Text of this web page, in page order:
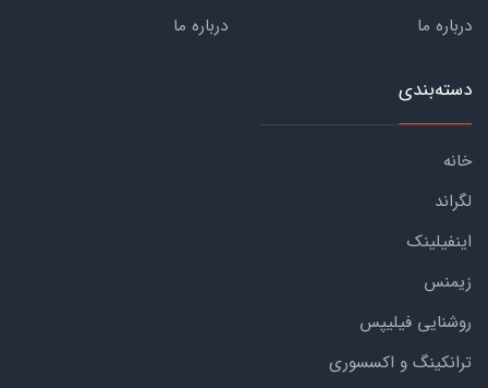
درباره ما
درباره ما
دسته‌بندی
خانه
لگراند
اینفیلینک
زیمنس
روشنایی فیلیپس
ترانکینگ و اکسسوری